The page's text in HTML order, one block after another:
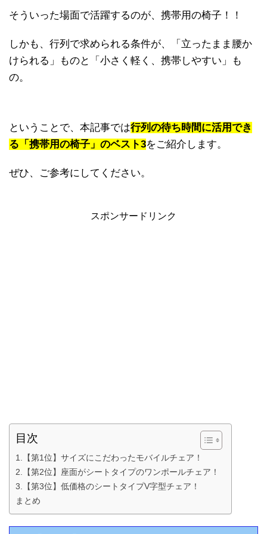
そういった場面で活躍するのが、携帯用の椅子！！
しかも、行列で求められる条件が、「立ったまま腰か
けられる」ものと「小さく軽く、携帯しやすい」も
の。
ということで、本記事では行列の待ち時間に活用でき
る「携帯用の椅子」のベスト3をご紹介します。
ぜひ、ご参考にしてください。
スポンサードリンク
目次
1.【第1位】サイズにこだわったモバイルチェア！
2.【第2位】座面がシートタイプのワンポールチェア！
3.【第3位】低価格のシートタイプV字型チェア！
まとめ